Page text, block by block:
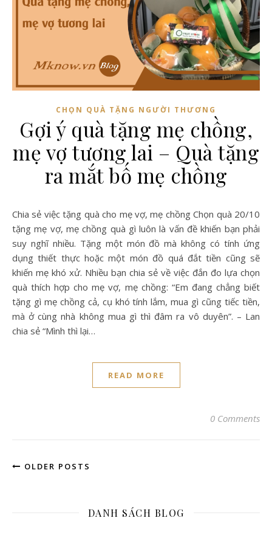
CHỌN QUÀ TẶNG NGƯỜI THƯƠNG
Gợi ý quà tặng mẹ chồng,
mẹ vợ tương lai – Quà tặng
ra mắt bố mẹ chồng
Chia sẻ việc tặng quà cho mẹ vợ, mẹ chồng Chọn quà 20/10
tặng mẹ vợ, mẹ chồng quà gì luôn là vấn đề khiến bạn phải
suy nghĩ nhiều. Tặng một món đồ mà không có tính ứng
dụng thiết thực hoặc một món đồ quá đắt tiền cũng sẽ
khiến mẹ khó xử. Nhiều bạn chia sẻ về việc đắn đo lựa chọn
quà thích hợp cho mẹ vợ, mẹ chồng: “Em đang chẳng biết
tặng gì mẹ chồng cả, cụ khó tính lắm, mua gì cũng tiếc tiền,
mà ở cùng nhà không mua gì thì đâm ra vô duyên”. – Lan
chia sẻ “Mình thì lại…
READ MORE
0 Comments
OLDER POSTS
DANH SÁCH BLOG